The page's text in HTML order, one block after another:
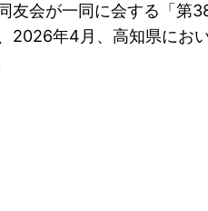
友会が一同に会する「第
2026年4月、高知県にお